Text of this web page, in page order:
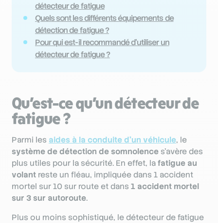
détecteur de fatigue
Quels sont les différents équipements de
détection de fatigue ?
Pour qui est-il recommandé d’utiliser un
détecteur de fatigue ?
Qu’est-ce qu’un détecteur de
fatigue ?
Parmi les aides à la conduite d’un véhicule, le
système de détection de somnolence s’avère des
plus utiles pour la sécurité. En effet, lafatigue au
volant reste un fléau, impliquée dans 1 accident
mortel sur 10 sur route et dans 1 accident mortel
sur 3 sur autoroute.
Plus ou moins sophistiqué, le détecteur de fatigue